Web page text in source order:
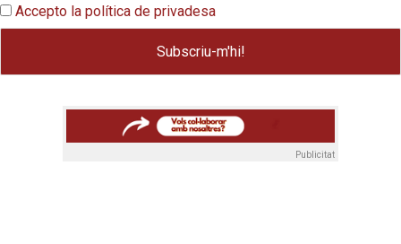
Accepto la política de privadesa
Publicitat